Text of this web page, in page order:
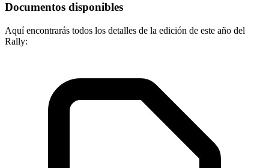
Documentos disponibles
Aquí encontrarás todos los detalles de la edición de este año del
Rally: